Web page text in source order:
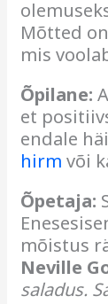
Mõtted
mis
Õpilane:
et
endale
hirm või
Õpetaja:
mõistus
Neville
saladus.